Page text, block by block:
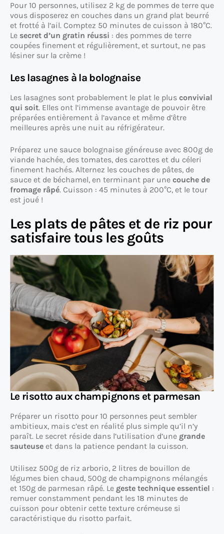
Pour 10 personnes, utilisez 2 kg de pommes de terre que
vous disposerez en couches dans un grand plat beurré
et frotté à l’ail. Comptez 50 minutes de cuisson à 180°C.
Le secret d’un gratin réussi : des pommes de terre
coupées finement et régulièrement, et surtout, ne pas
lésiner sur la crème !
Les lasagnes à la bolognaise
Les lasagnes sont probablement le plat le plus convivial
qui soit. Elles ont l’immense avantage de pouvoir être
préparées entièrement à l’avance et même d’être
meilleures après une nuit au réfrigérateur.
Préparez une sauce bolognaise généreuse avec 800g de
viande hachée, des tomates, des carottes et du céleri
finement hachés. Alternez les couches de pâtes, de
sauce et de béchamel, en terminant par une couche de
fromage râpé. Cuisson : 45 minutes à 200°C, et le tour
est joué !
Les plats de pâtes et de riz pour
satisfaire tous les goûts
Le risotto aux champignons et parmesan
Préparer un risotto pour 10 personnes peut sembler
ambitieux, mais c’est en réalité plus simple qu’il n’y
paraît. Le secret réside dans l’utilisation d’une grande
sauteuse et dans la patience pendant la cuisson.
Utilisez 500g de riz arborio, 2 litres de bouillon de
légumes bien chaud, 500g de champignons mélangés
et 150g de parmesan râpé. Le geste technique essentiel :
remuer constamment pendant les 18 minutes de
cuisson pour obtenir cette texture crémeuse si
caractéristique du risotto parfait.